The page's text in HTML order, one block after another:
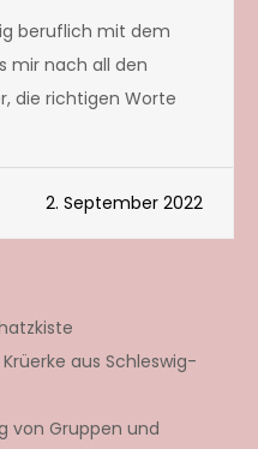
beruflich mit dem
mir nach all den
die richtigen Worte
2. September 2022
aus Schleswig-
von Gruppen und